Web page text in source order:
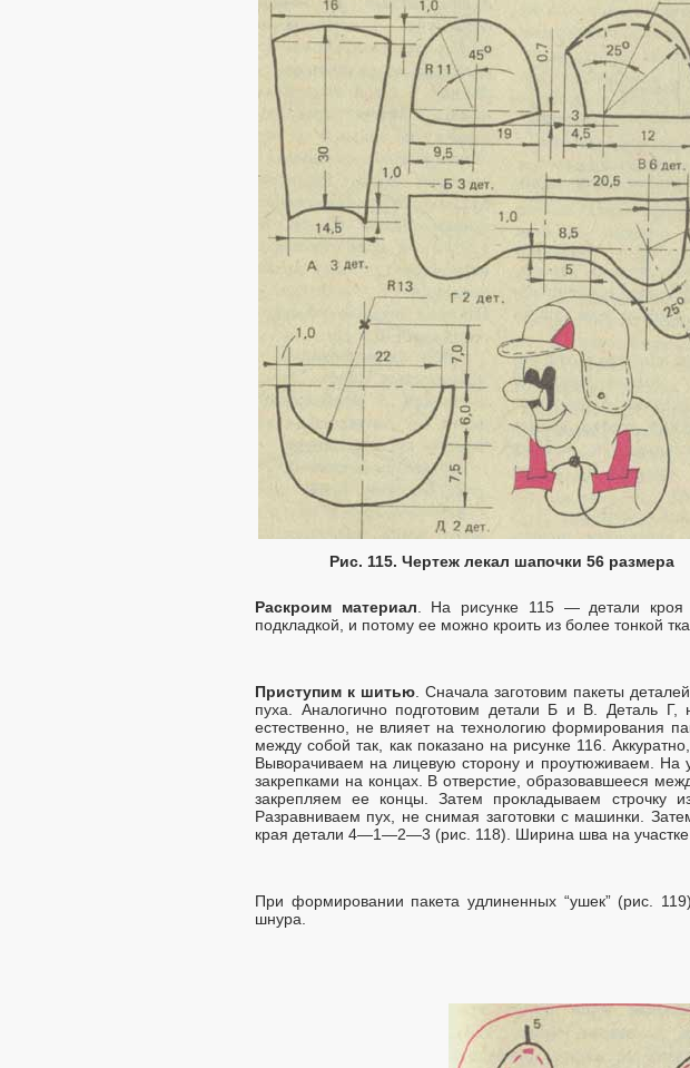
Рис. 115. Чертеж лекал шапочки 56 размера
Раскроим материал . На рисунке 115 — детали кроя
подкладкой, и потому ее можно кроить из более тонкой
Приступим к шитью . Сначала заготовим пакеты
пуха. Аналогично подготовим детали Б и В. Деталь
естественно, не влияет на технологию формирования
между собой так, как показано на рисунке 116.
Выворачиваем на лицевую сторону и проутюживаем. На
закрепками на концах. В отверстие, образовавшееся
закрепляем ее концы. Затем прокладываем
Разравниваем пух, не снимая заготовки с машинки.
края детали 4—1—2—3 (рис. 118). Ширина шва на участке
При формировании пакета удлиненных “ушек” (рис.
шнура.